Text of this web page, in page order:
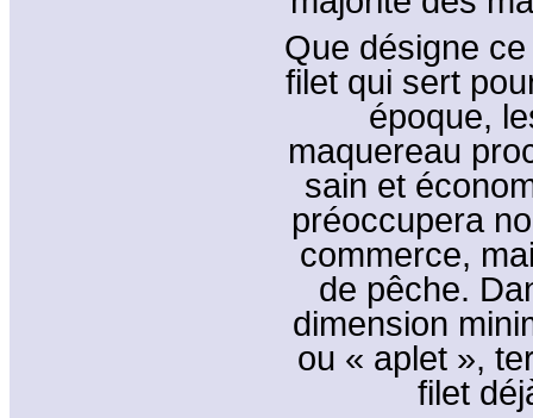
Que désigne
filet qui sert
époque,
maquereau
sain et
préoccupera
commerce,
de pêche.
dimension
ou « aplet »,
filet